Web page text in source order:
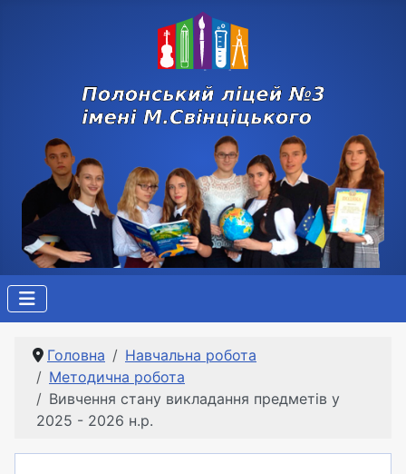
Головна
Навчальна робота
Методична робота
Вивчення стану викладання предметів у
2025 - 2026 н.р.